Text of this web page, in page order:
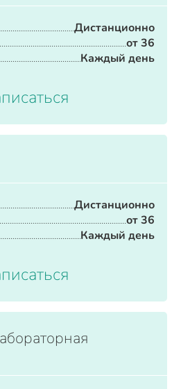
Дистанционно
от 36
Каждый день
Дистанционно
от 36
Каждый день